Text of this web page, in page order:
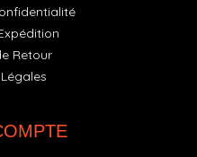
Retour